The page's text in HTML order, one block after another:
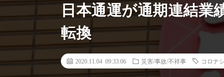
日本通運が通期連結業
転換
2020.11.04 09:33:06 災害/事故/不祥事 コロナ